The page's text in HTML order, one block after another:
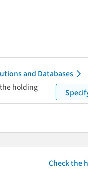
and Databases
holding
Check the